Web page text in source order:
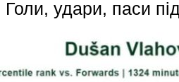
удари, паси